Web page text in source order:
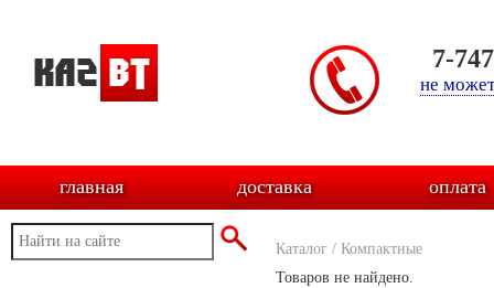
7-
не
главная доставка оплата
Каталог / Компактные
Товаров не найдено.